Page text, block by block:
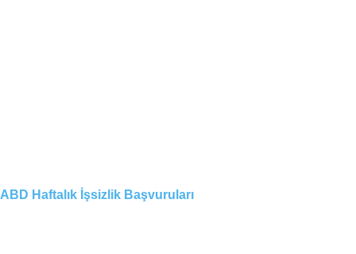
ABD Haftalık İşsizlik Başvuruları